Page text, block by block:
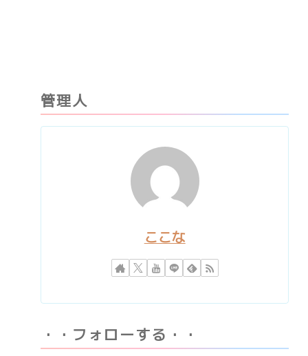
管理人
ここな
・・フォローする・・